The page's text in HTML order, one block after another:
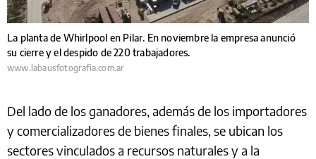
La planta de Whirlpool en Pilar. En noviembre la empresa anunció
su cierre y el despido de 220 trabajadores.
www.labausfotografia.com.ar
Del lado de los ganadores, además de los importadores
y comercializadores de bienes finales, se ubican los
sectores vinculados a recursos naturales y a la